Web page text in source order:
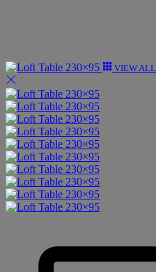
VIEW ALL